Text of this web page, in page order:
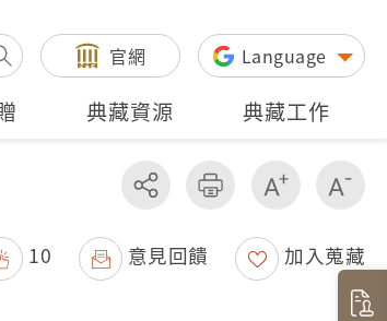
官網 Language
典藏資源 典藏工作
分享 友善列印 增加字級
10 意見回饋 加入蒐藏